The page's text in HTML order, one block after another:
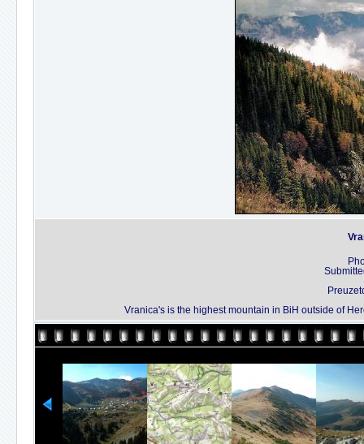
Vranica's is the highest mountain in BiH outside of